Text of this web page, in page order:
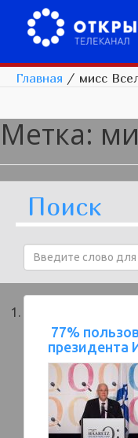
Главная / мисс
Метка:
Поиск
77%
президента